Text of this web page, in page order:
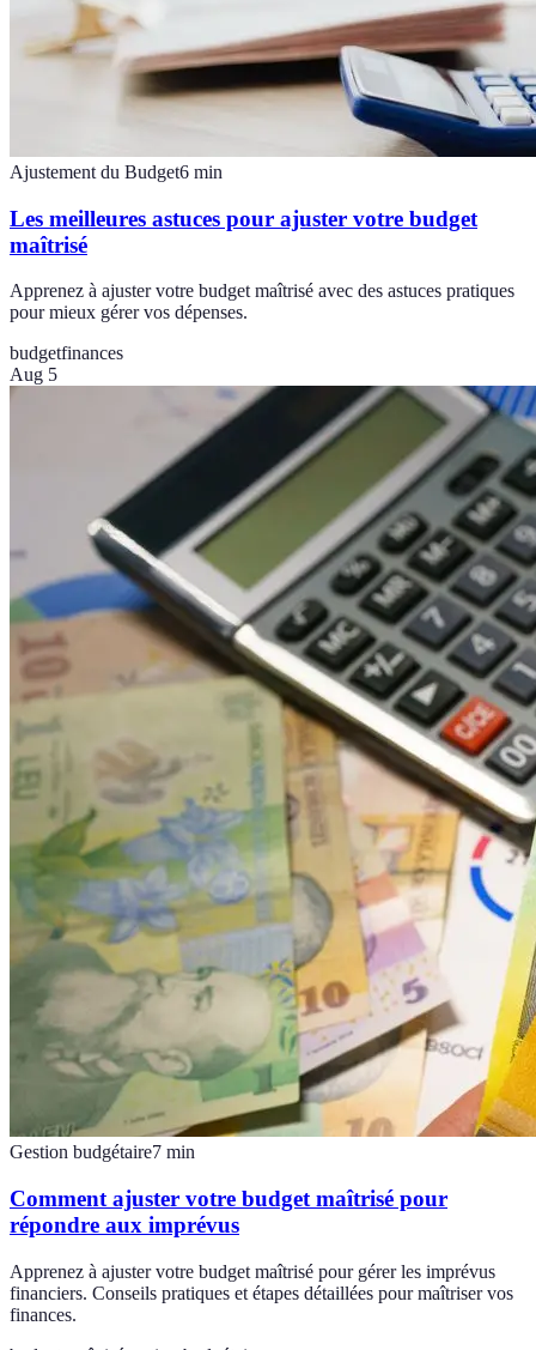
Ajustement du Budget6 min
Les meilleures astuces pour ajuster votre budget
maîtrisé
Apprenez à ajuster votre budget maîtrisé avec des astuces pratiques
pour mieux gérer vos dépenses.
budgetfinances
Aug 5
Gestion budgétaire7 min
Comment ajuster votre budget maîtrisé pour
répondre aux imprévus
Apprenez à ajuster votre budget maîtrisé pour gérer les imprévus
financiers. Conseils pratiques et étapes détaillées pour maîtriser vos
finances.